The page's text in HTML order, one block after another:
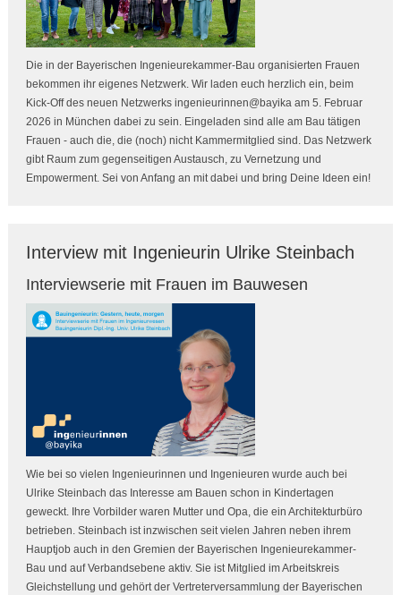
Die in der Bayerischen Ingenieurekammer-Bau organisierten Frauen
bekommen ihr eigenes Netzwerk. Wir laden euch herzlich ein, beim
Kick-Off des neuen Netzwerks ingenieurinnen@bayika am 5. Februar
2026 in München dabei zu sein. Eingeladen sind alle am Bau tätigen
Frauen - auch die, die (noch) nicht Kammermitglied sind. Das Netzwerk
gibt Raum zum gegenseitigen Austausch, zu Vernetzung und
Empowerment. Sei von Anfang an mit dabei und bring Deine Ideen ein!
Interview mit Ingenieurin Ulrike Steinbach
Interviewserie mit Frauen im Bauwesen
Wie bei so vielen Ingenieurinnen und Ingenieuren wurde auch bei
Ulrike Steinbach das Interesse am Bauen schon in Kindertagen
geweckt. Ihre Vorbilder waren Mutter und Opa, die ein Architekturbüro
betrieben. Steinbach ist inzwischen seit vielen Jahren neben ihrem
Hauptjob auch in den Gremien der Bayerischen Ingenieurekammer-
Bau und auf Verbandsebene aktiv. Sie ist Mitglied im Arbeitskreis
Gleichstellung und gehört der Vertreterversammlung der Bayerischen